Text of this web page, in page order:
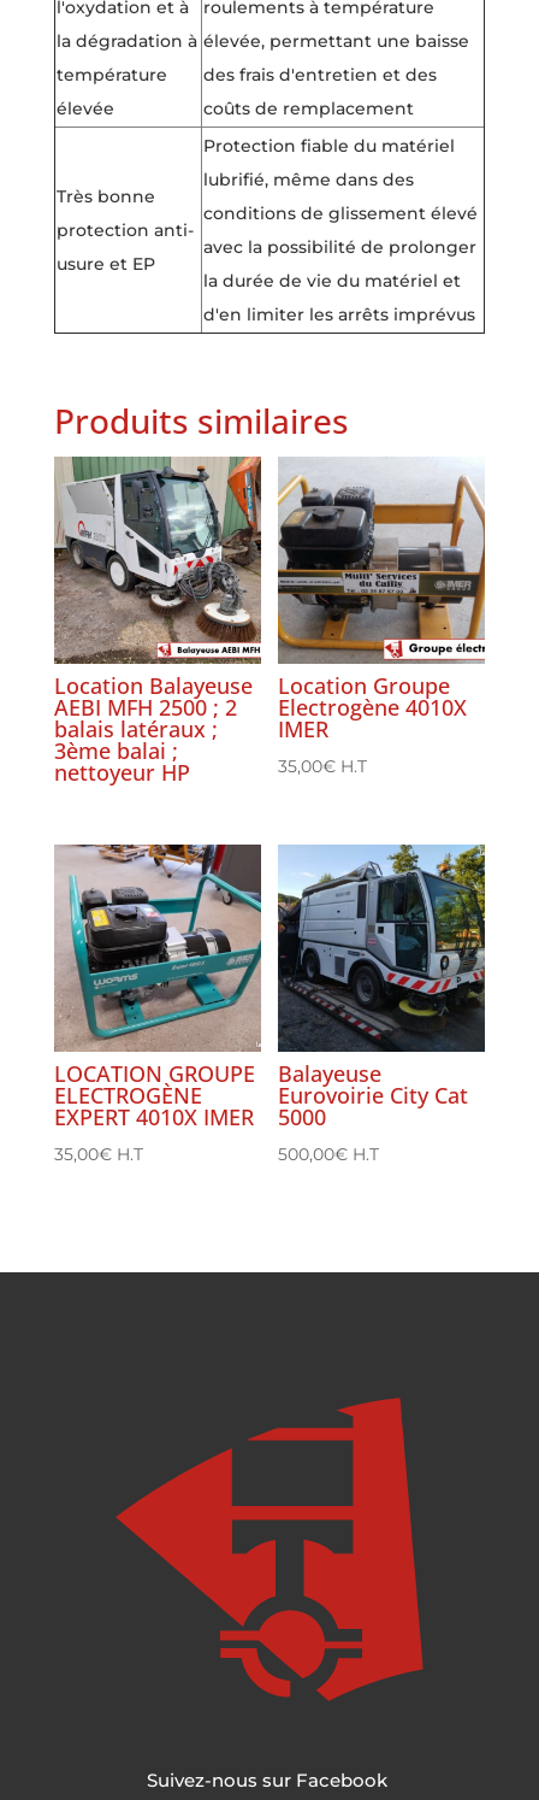
l'oxydation et à
la dégradation à
température
élevée
roulements à température
élevée, permettant une baisse
des frais d'entretien et des
coûts de remplacement
Très bonne
protection anti-
usure et EP
Protection fiable du matériel
lubrifié, même dans des
conditions de glissement élevé
avec la possibilité de prolonger
la durée de vie du matériel et
d'en limiter les arrêts imprévus
Produits similaires
Location Balayeuse
AEBI MFH 2500 ; 2
balais latéraux ;
3ème balai ;
nettoyeur HP
Location Groupe
Electrogène 4010X
IMER
35,00€ H.T
LOCATION GROUPE
ELECTROGÈNE
EXPERT 4010X IMER
35,00€ H.T
Balayeuse
Eurovoirie City Cat
5000
500,00€ H.T
Suivez-nous sur Facebook